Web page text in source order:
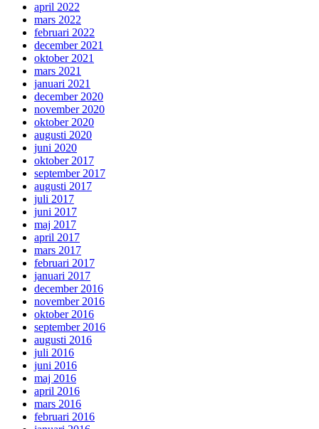
april 2022
mars 2022
februari 2022
december 2021
oktober 2021
mars 2021
januari 2021
december 2020
november 2020
oktober 2020
augusti 2020
juni 2020
oktober 2017
september 2017
augusti 2017
juli 2017
juni 2017
maj 2017
april 2017
mars 2017
februari 2017
januari 2017
december 2016
november 2016
oktober 2016
september 2016
augusti 2016
juli 2016
juni 2016
maj 2016
april 2016
mars 2016
februari 2016